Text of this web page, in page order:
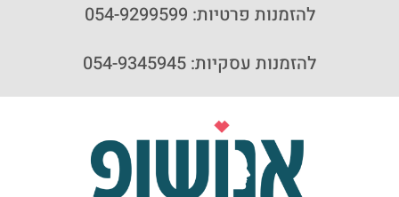
להזמנות פרטיות: 054-9299599
להזמנות עסקיות: 054-9345945